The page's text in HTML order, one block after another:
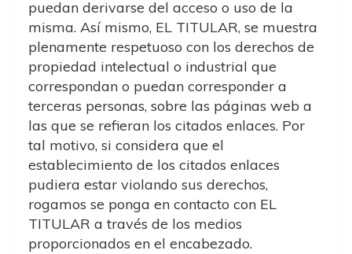
puedan derivarse del acceso o uso de la
misma. Así mismo, EL TITULAR, se muestra
plenamente respetuoso con los derechos de
propiedad intelectual o industrial que
correspondan o puedan corresponder a
terceras personas, sobre las páginas web a
las que se refieran los citados enlaces. Por
tal motivo, si considera que el
establecimiento de los citados enlaces
pudiera estar violando sus derechos,
rogamos se ponga en contacto con EL
TITULAR a través de los medios
proporcionados en el encabezado.